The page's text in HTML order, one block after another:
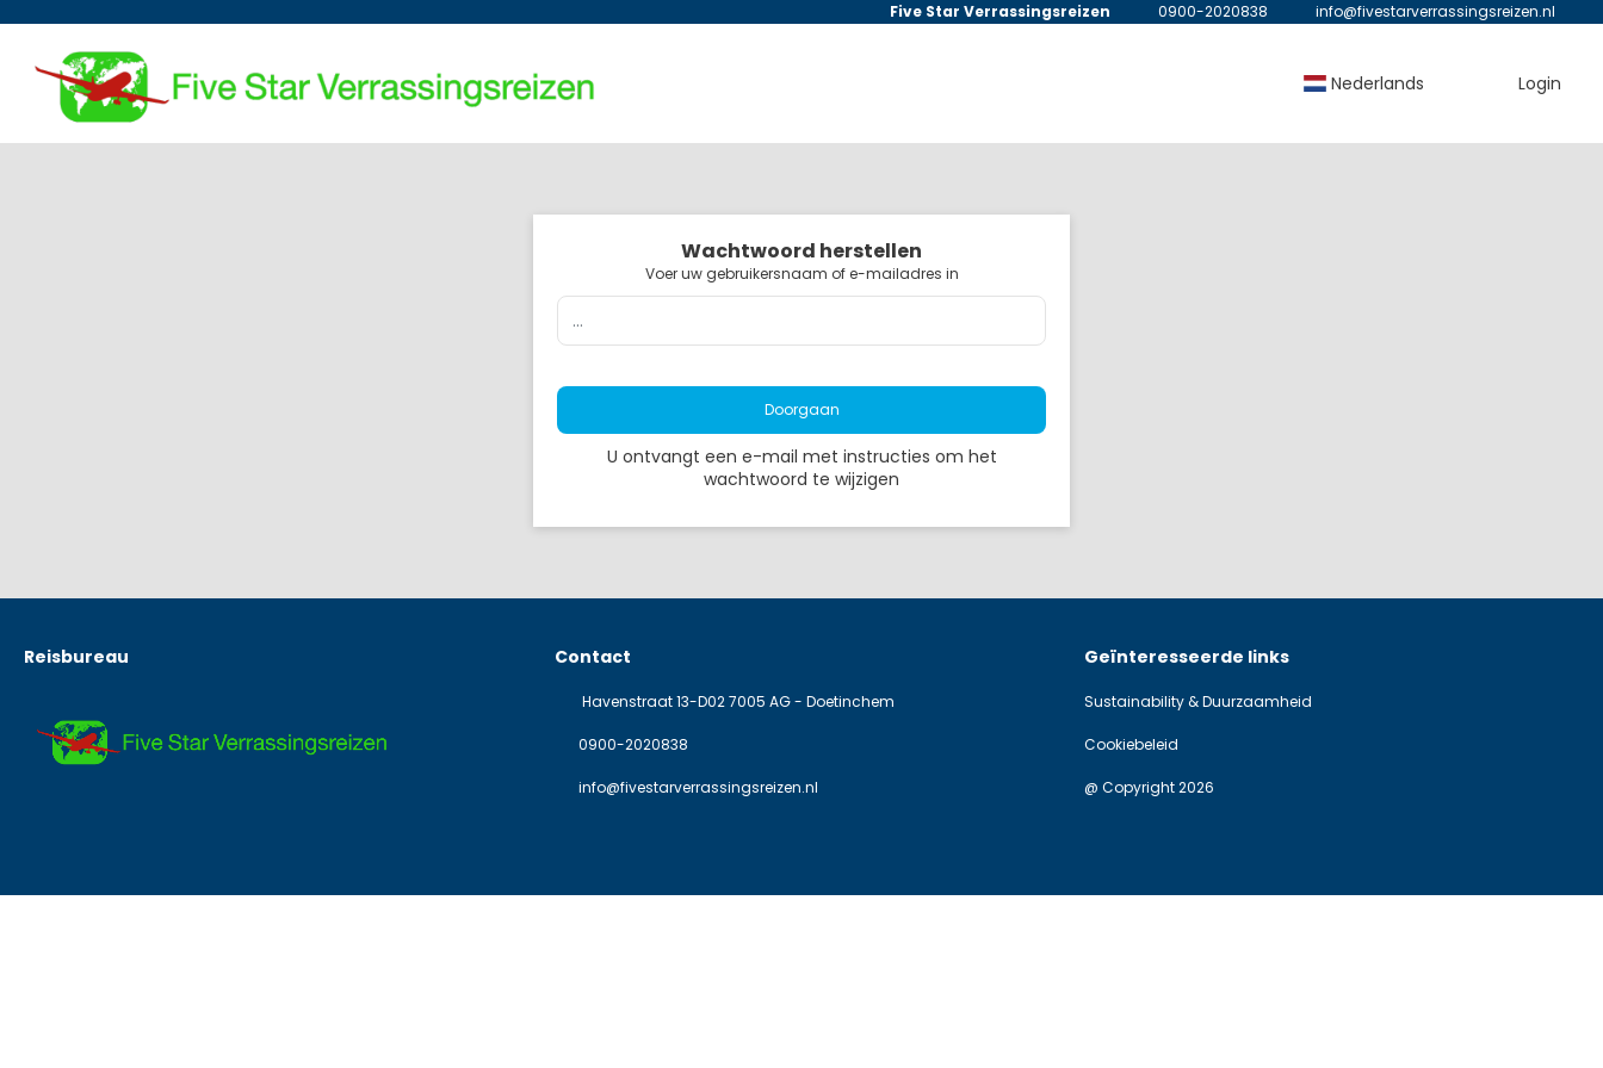
Five Star Verrassingsreizen 0900-2020838 info@fivestarverrassingsreizen.nl
Nederlands Login
Wachtwoord herstellen
Voer uw gebruikersnaam of e-mailadres in
Doorgaan
U ontvangt een e-mail met instructies om het
wachtwoord te wijzigen
Reisbureau Contact
Havenstraat 13-D02 7005 AG - Doetinchem
0900-2020838
info@fivestarverrassingsreizen.nl
Geïnteresseerde links
Sustainability & Duurzaamheid
Cookiebeleid
@ Copyright 2026